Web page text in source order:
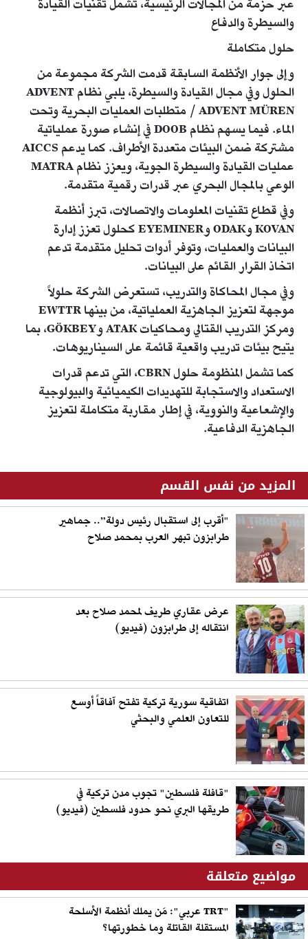
عبر حزمة من المجالات الرئيسية، تشمل تقنيات القيادة
والسيطرة والدفاع
حلول متكاملة
وإلى جوار الأنظمة السابقة قدمت الشركة مجموعة من
الحلول وفي مجال القيادة والسيطرة، يلبي نظام ADVENT
/ ADVENT MÜREN متطلبات العمليات البحرية وتحت
الماء. فيما يسهم نظام DOOB في إنشاء صورة عملياتية
مشتركة ضمن البيئات متعددة الأطراف. كما يدعم AICCS
عمليات القيادة والسيطرة الجوية، ويعزز نظام MATRA
الوعي بالمجال البحري عبر قدرات رقمية متقدمة.
وفي قطاع تقنيات المعلومات والاتصالات، تبرز أنظمة
KOVAN وODAK وEYEMINER كحلول تعزز إدارة
البيانات والعمليات، وتوفر أدوات تحليل متقدمة تدعم
اتخاذ القرار القائم على البيانات.
وفي مجال المحاكاة والتدريب، تستعرض الشركة حلولاً
موجهة لتعزيز الجاهزية العملياتية، من بينها EWTTR
ومركز التدريب القتالي ومحاكيات ATAK وGÖKBEY، بما
يتيح بيئات تدريب واقعية قائمة على السيناريوهات.
كما تشمل المنظومة حلول CBRN، التي تدعم قدرات
الاستعداد والاستجابة للتهديدات الكيميائية والبيولوجية
والإشعاعية والنووية، في إطار مقاربة متكاملة لتعزيز
الجاهزية الدفاعية.
المزيد من نفس القسم
"أقرب إلى استقبال رئيس دولة”.. جماهير
طرابزون تبهر العرب بمحمد صلاح
عرض عقاري طريف لمحمد صلاح بعد
انتقاله إلى طرابزون (فيديو)
اتفاقية سورية تركية تفتح آفاقاً أوسع
للتعاون العلمي والبحثي
"قافلة فلسطين" تجوب مدن تركية في
طريقها البري نحو حدود فلسطين (فيديو)
مواضيع متعلقة
"TRT عربي": مَن يملك أنظمة الأسلحة
المستقلة القاتلة وما خطورتها؟